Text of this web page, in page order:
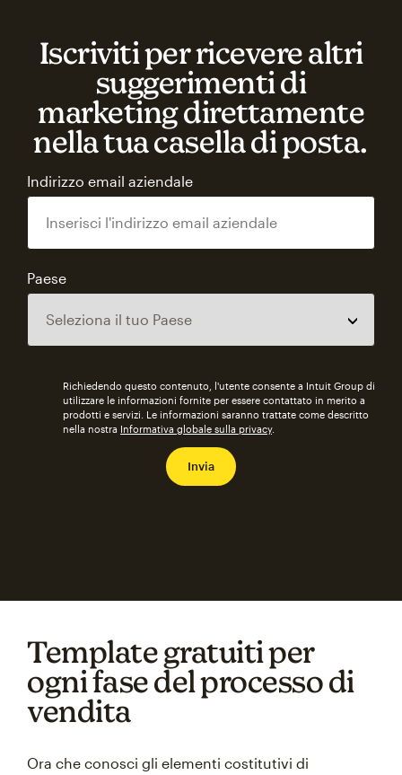
Iscriviti per ricevere altri
suggerimenti di
marketing direttamente
nella tua casella di posta.
Indirizzo email aziendale
Paese
Richiedendo questo contenuto, l'utente consente a Intuit Group di
utilizzare le informazioni fornite per essere contattato in merito a
prodotti e servizi. Le informazioni saranno trattate come descritto
nella nostra Informativa globale sulla privacy.
Template gratuiti per
ogni fase del processo di
vendita
Ora che conosci gli elementi costitutivi di